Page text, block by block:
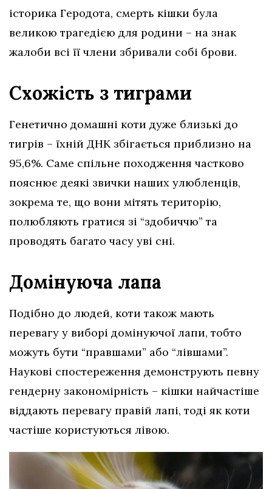
історика Геродота, смерть кішки була
великою трагедією для родини – на знак
жалоби всі її члени збривали собі брови.
Схожість з тиграми
Генетично домашні коти дуже близькі до
тигрів – їхній ДНК збігається приблизно на
95,6%. Саме спільне походження частково
пояснює деякі звички наших улюбленців,
зокрема те, що вони мітять територію,
полюбляють гратися зі “здобиччю” та
проводять багато часу уві сні.
Домінуюча лапа
Подібно до людей, коти також мають
перевагу у виборі домінуючої лапи, тобто
можуть бути “правшами” або “лівшами”.
Наукові спостереження демонструють певну
гендерну закономірність – кішки найчастіше
віддають перевагу правій лапі, тоді як коти
частіше користуються лівою.